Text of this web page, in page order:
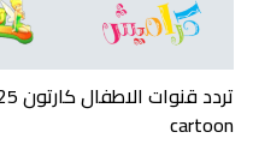
cartoon